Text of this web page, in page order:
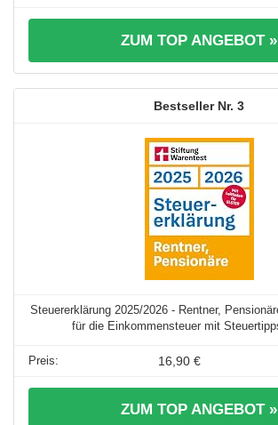
ZUM TOP ANGEBOT »
3
Steuererklärung 2025/2026 - Rentner,
für die Einkommensteuer mit
16,90 €
ZUM TOP ANGEBOT »